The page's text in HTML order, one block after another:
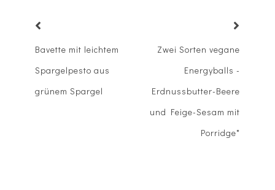
Bavette mit leichtem
Spargelpesto aus
grünem Spargel
Zwei Sorten vegane
Energyballs -
Erdnussbutter-Beere
und Feige-Sesam mit
Porridge*